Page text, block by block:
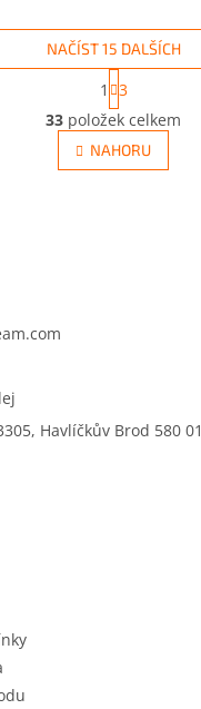
O
v
l
á
p
NAČÍST 15 DALŠÍCH
S
t
r
á
n
k
1
3
33 položek celkem
NAHORU
Havlíčkův Brod 580 01